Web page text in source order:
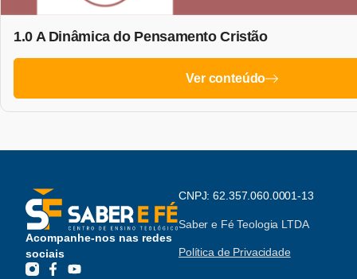
1.0 A Dinâmica do Pensamento Cristão
Ver conteúdo
Acompanhe-nos nas redes
sociais
CNPJ: 62.357.060.0001-13
Saber e Fé Teologia LTDA
Política de Privacidade